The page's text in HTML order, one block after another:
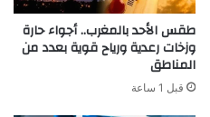
طقس الأحد بالمغرب.. أجواء حارة
وزخات رعدية ورياح قوية بعدد من
المناطق
قبل 1 ساعة